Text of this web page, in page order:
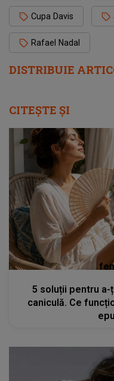
DISTRIBUIE
Cupa Davis
Rafael Nadal
CITEȘTE ȘI
5 soluții pentru
caniculă. Ce